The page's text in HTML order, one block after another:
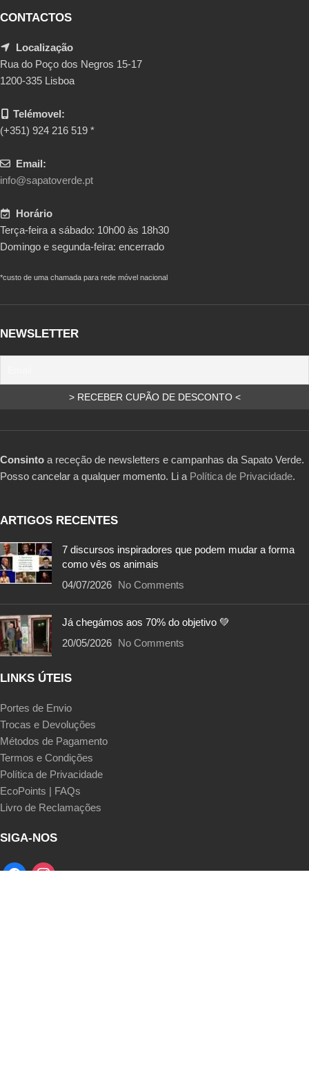
CONTACTOS
Localização
Rua do Poço dos Negros 15-17
1200-335 Lisboa
Telémovel:
(+351) 924 216 519 *
Email:
info@sapatoverde.pt
Horário
Terça-feira a sábado: 10h00 às 18h30
Domingo e segunda-feira: encerrado
*custo de uma chamada para rede móvel nacional
NEWSLETTER
Consinto a receção de newsletters e campanhas da Sapato Verde.
Posso cancelar a qualquer momento. Li a Política de Privacidade.
ARTIGOS RECENTES
7 discursos inspiradores que podem mudar a forma
como vês os animais
04/07/2026 No Comments
Já chegámos aos 70% do objetivo 💚
20/05/2026 No Comments
LINKS ÚTEIS
Portes de Envio
Trocas e Devoluções
Métodos de Pagamento
Termos e Condições
Política de Privacidade
EcoPoints | FAQs
Livro de Reclamações
SIGA-NOS